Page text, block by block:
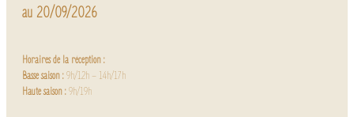
au 20/09/2026
Horaires de la réception :
Basse saison :9h/12h – 14h/17h
Haute saison :9h/19h